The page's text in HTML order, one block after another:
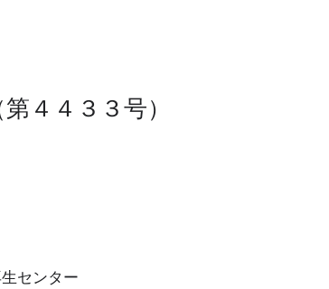
４４３３号）
センター